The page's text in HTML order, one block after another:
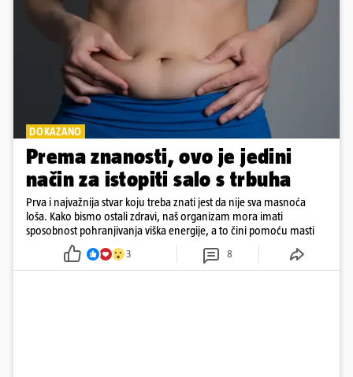
DOKAZANO
Prema znanosti, ovo je jedini
način za istopiti salo s trbuha
Prva i najvažnija stvar koju treba znati jest da nije sva masnoća
loša. Kako bismo ostali zdravi, naš organizam mora imati
sposobnost pohranjivanja viška energije, a to čini pomoću masti
3 8